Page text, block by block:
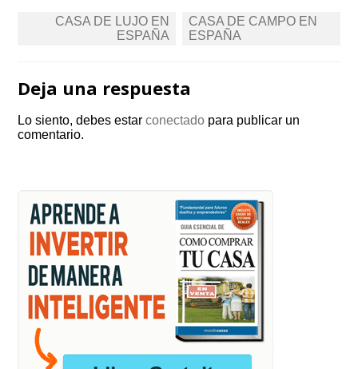
Navegación
CASA DE LUJO EN
ESPAÑA
CASA DE CAMPO EN
ESPAÑA
Deja una respuesta
Lo siento, debes estarconectado para publicar un
comentario.